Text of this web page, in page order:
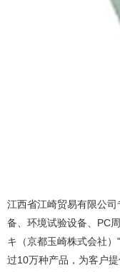
江西省江崎贸易有限公
备、环境试验设备、PC
キ（京都玉崎株式会社
过10万种产品，为客户